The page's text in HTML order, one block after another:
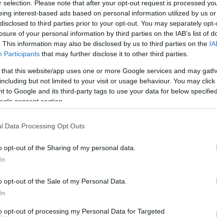
selection. Please note that after your opt-out request is processed
interest-based ads based on personal information utilized by us
to third parties prior to your opt-out. You may separately
of your personal information by third parties on the IAB’s list of
This information may also be disclosed by us to third parties on the
Participants that may further disclose it to other third parties.
that this website/app uses one or more Google services and may
but not limited to your visit or usage behaviour. You may
to Google and its third-party tags to use your data for below
consent section.
Data Processing Opt Outs
opt-out of the Sharing of my personal data.
opt-out of the Sale of my Personal Data.
opt-out of processing my Personal Data for Targeted
είναι αυτός που παραπέμπεται σήμερα με τρεις
o mores… – Εν Άνδρω).
εκατό νεκρούς και τα εκατοντάδες θύματα άσκησε
Αθήνας για σειρά αδικημάτων κατά της
Ηλία Ψινάκη και Ευάγγελου Μπουρνού,
της Γενικής Γραμματείας Πολιτικής Προστασίας.
από αμέλεια και σωματικές βλάβες από
των αυτοδιοικητικών στελεχών βαρύνουν τον
τον νυν αρχηγό της Πυροσβεστικής Βασίλη
τότε γενικό γραμματέα Πολιτικής Προστασίας
χρόνια φυλάκισης που όμως μπορεί υπό
Η υπόθεση θα διαβιβαστεί σε ανακριτή,